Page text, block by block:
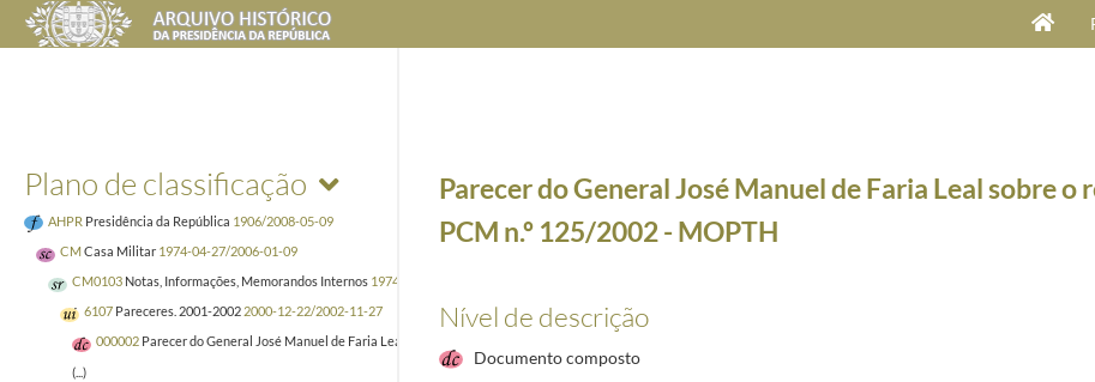
Plano de classificação
AHPR Presidência da República 1906/2008-05-09
CMCasa Militar 1974-04-27/2006-01-09
CM0103 Notas, Informações, Memorandos Internos 1974-05/2005-09-26
6107 Pareceres. 2001-2002 2000-12-22/2002-11-27
000002 Parecer do General José Manuel de Faria Leal sobre o registo da PCM n.º 487/2000 - MDN
(...)
Parecer do General José Manuel de Faria Leal sobre o
PCM n.º 125/2002 - MOPTH
Nível de descrição
Documento composto